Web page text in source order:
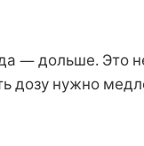
— дольше. Это
дозу нужно